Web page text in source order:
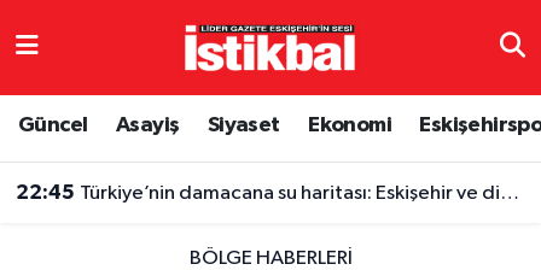
Güncel Asayiş Siyaset Ekonomi
22:45 Türkiye’nin damacana su haritası: Eskişehir ve diğer illerde fiyatlar ne kadar?
BÖLGE HABERLERI
Eskişehirspor
Eskişehir Nöbetçi Eczaneler